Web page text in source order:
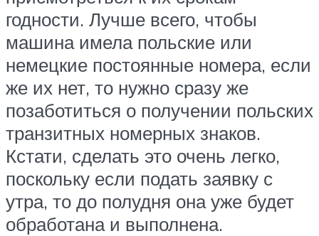
годности. Лучше всего, чтобы
машина имела польские или
немецкие постоянные номера, если
же их нет, то нужно сразу же
позаботиться о получении польских
транзитных номерных знаков.
Кстати, сделать это очень легко,
поскольку если подать заявку с
утра, то до полудня она уже будет
обработана и выполнена.